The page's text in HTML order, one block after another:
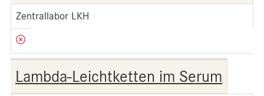
Zentrallabor LKH
Lambda-Leichtketten im Serum